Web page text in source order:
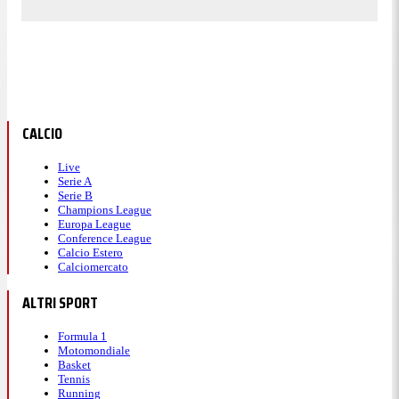
clamoroso in casa Mercedes.
podio!
17:19
Russell è terzo ma deve scontare un
through, alle sue spalle c'è
CALCIO
Live
Serie A
Serie B
Champions League
Europa League
Conference League
Calcio Estero
Calciomercato
ALTRI SPORT
Formula 1
Motomondiale
Basket
Tennis
Running